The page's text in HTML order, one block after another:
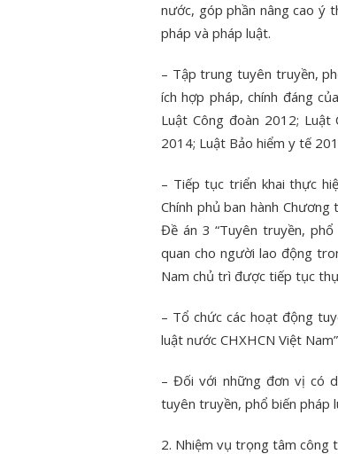
nước, góp phần nâng cao ý
pháp và pháp luật.
– Tập trung tuyên truyền,
ích hợp pháp, chính đáng
Luật Công đoàn 2012; Luật
2014; Luật Bảo hiểm y tế
– Tiếp tục triển khai thực
Chính phủ ban hành
Đề án 3 “Tuyên truyền,
quan cho người lao động
Nam chủ trì được tiếp tục
– Tổ chức các hoạt động
luật nước CHXHCN Việt
– Đối với những đơn vị có
tuyên truyền, phổ biến pháp
2. Nhiệm vụ trọng tâm công